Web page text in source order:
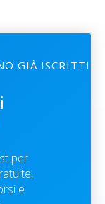
GIÀ ISCRITTI
per
e